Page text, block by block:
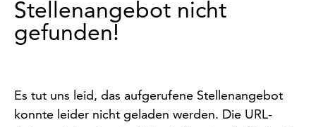
Stellenangebot nicht
gefunden!
Es tut uns leid, das aufgerufene Stellenangebot
konnte leider nicht geladen werden. Die URL-